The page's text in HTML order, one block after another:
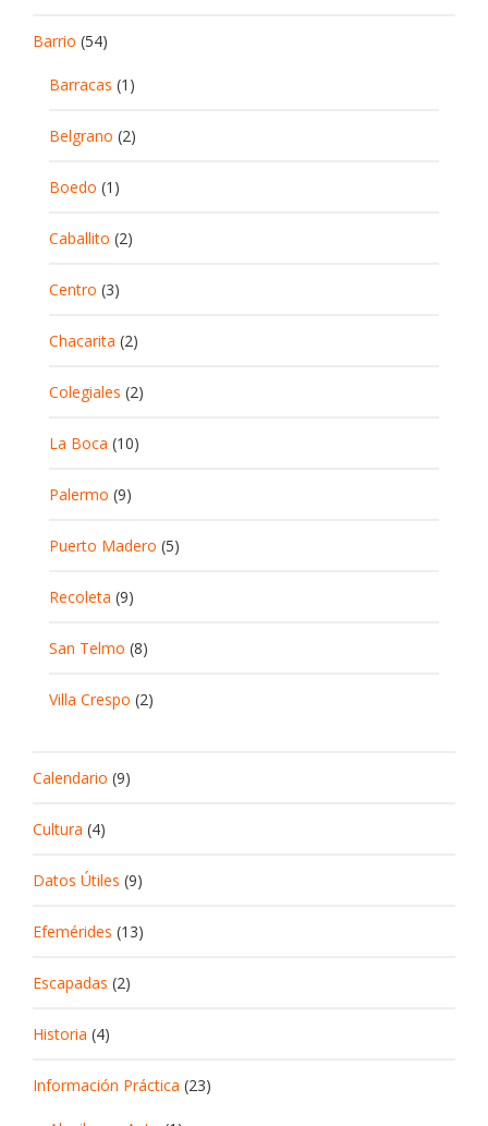
Barrio (54)
Barracas (1)
Belgrano (2)
Boedo (1)
Caballito (2)
Centro (3)
Chacarita (2)
Colegiales (2)
La Boca (10)
Palermo (9)
Puerto Madero (5)
Recoleta (9)
San Telmo (8)
Villa Crespo (2)
Calendario (9)
Cultura (4)
Datos Útiles (9)
Efemérides (13)
Escapadas (2)
Historia (4)
Información Práctica (23)